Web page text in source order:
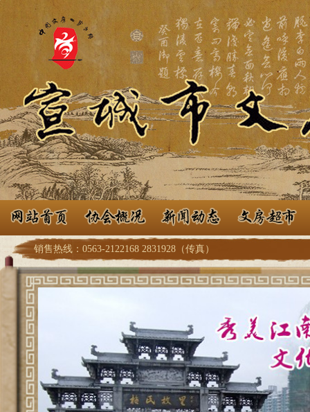
销售热线：0563-2122168 2831928（传真）